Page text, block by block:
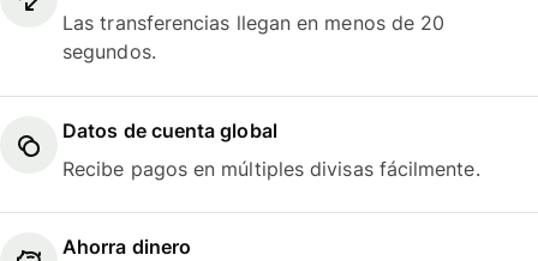
Las transferencias llegan en menos de 20
segundos.
Datos de cuenta global
Recibe pagos en múltiples divisas fácilmente.
Ahorra dinero